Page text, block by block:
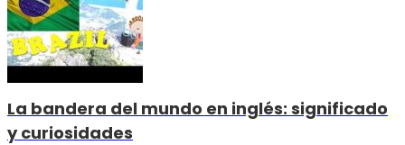
La bandera del mundo en inglés: significado
y curiosidades